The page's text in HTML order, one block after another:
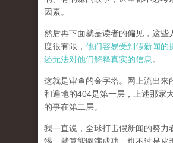
因素。
然后再下面就是读者的偏见，这些
度很有限， 他们容易受到假新闻的
还无法对他们解释真实的信息 。
这就是审查的金字塔。网上流出来
和遍地的404是第一层，上述那家
的事在第二层。
我一直说，全球打击假新闻的努力